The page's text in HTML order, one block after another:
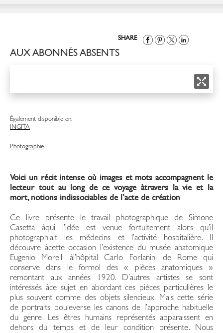
SHARE
AUX ABONNÉS ABSENTS
Également disponible en:
INGITA
Photographie
Voici un récit intense où images et mots accompagnent le
lecteur tout au long de ce voyage àtravers la vie et la
mort, notions indissociables de l’acte de création
Ce livre présente le travail photographique de Simone
Casetta àqui l’idée est venue fortuitement alors qu’il
photographiait les médecins et l’activité hospitalière. Il
découvre àcette occasion l’existence du musée anatomique
Eugenio Morelli àl’hôpital Carlo Forlanini de Rome qui
conserve dans le formol des « pièces anatomiques »
remontant aux années 1920. D’autres artistes se sont
intéressés àce sujet en abordant ces pièces particulières le
plus souvent comme des objets silencieux. Mais cette série
de portraits bouleverse les canons de l’approche habituelle
du genre. Les êtres humains représentés apparaissent en
dehors du temps et de leur condition présente. Nous